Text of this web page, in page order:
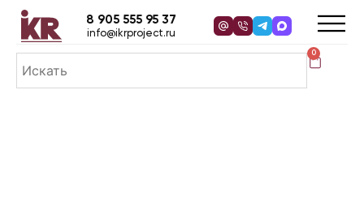
0
8 905 555 95 37
info@ikrproject.ru